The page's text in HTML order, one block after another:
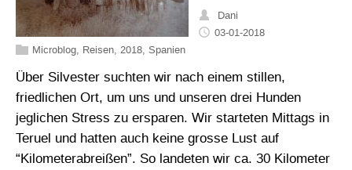
Dani
03-01-2018
Microblog Reisen 2018 Spanien
Über Silvester suchten wir nach einem stillen,
friedlichen Ort, um uns und unseren drei Hunden
jeglichen Stress zu ersparen. Wir starteten Mittags in
Teruel und hatten auch keine grosse Lust auf
“Kilometerabreißen”. So landeten wir ca. 30 Kilometer